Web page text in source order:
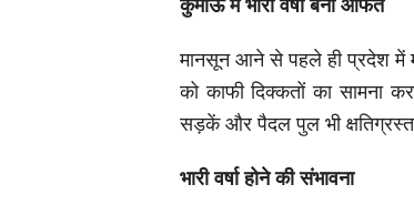
मानसून आने से पहले ही प्रदेश में
को काफी दिक्कतों का सामना
सड़कें और पैदल पुल भी क्षतिग्रस्त
भारी वर्षा होने की संभावना